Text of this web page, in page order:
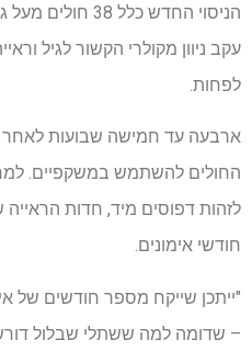
לפחות.
ארבעה עד חמישה שבועות
החולים להשתמש במשקפיים.
לזהות דפוסים מיד, חדות
חודשי אימונים.
"ייתכן שייקח מספר חודשים של
– שדומה למה ששתלי שבלול